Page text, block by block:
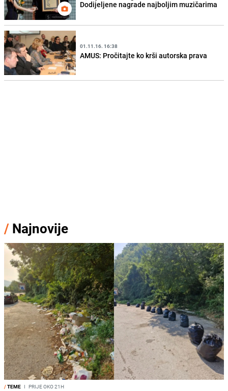
Dodijeljene nagrade najboljim muzičarima
01.11.16. 16:38
AMUS: Pročitajte ko krši autorska prava
/ Najnovije
/TEME I PRIJE OKO 21H